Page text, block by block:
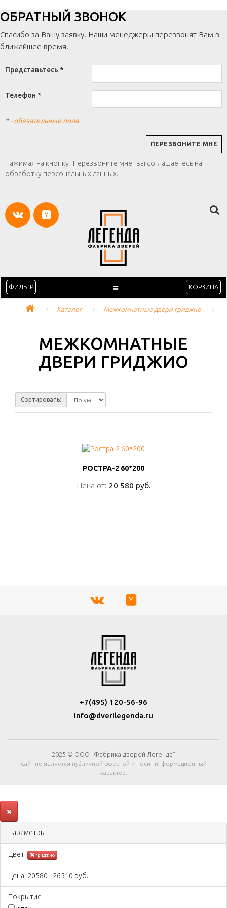
ОБРАТНЫЙ ЗВОНОК
Спасибо за Вашу заявку! Наши менеджеры перезвонят Вам в
ближайшее время.
Представьтесь *
Телефон *
*- обязательные поля
Нажимая на кнопку "Перезвоните мне" вы соглашаетесь на
обработку персональных данных.
ФИЛЬТР КОРЗИНА
Каталог Межкомнатные двери гриджио
МЕЖКОМНАТНЫЕ
ДВЕРИ ГРИДЖИО
Сортировать:
РОСТРА-2 60*200
Цена от: 20 580 руб.
РОСТРА-2 60*200
Цена от: 20 580 руб.
+7(495) 120-56-96
info@dverilegenda.ru
2025 © ООО "Фабрика дверей Легенда"
Сайт не является публичной офертой и носит информационный
характер.
Параметры
Цвeт: гриджио
Цена 20580 - 26510 руб.
Покрытиe